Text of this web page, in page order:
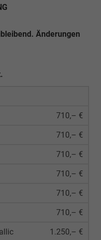
Änderungen
710,– €
710,– €
710,– €
710,– €
710,– €
710,– €
1.250,– €